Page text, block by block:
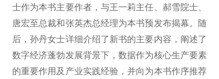
士作为本书主要作者，与王一莉主任、郝雪院士、
唐宏至总裁和张英杰总经理为本书预发布揭幕。随
后，孙丹女士详细介绍了新书的主要内容，阐述了
数字经济蓬勃发展背景下，数据作为核心生产要素
的重要作用及产业实践经验，并向为本书作序推荐